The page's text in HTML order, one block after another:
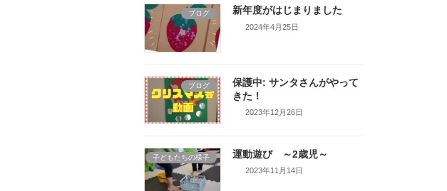
ブログ 新年度がはじまりました
2024年4月25日
ブログ
保護中: サンタさんがやって
きた！
2023年12月26日
子どもたちの様子 運動遊び ～2歳児～
2023年11月14日